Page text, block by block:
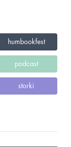
humbookfest
podcast
storki